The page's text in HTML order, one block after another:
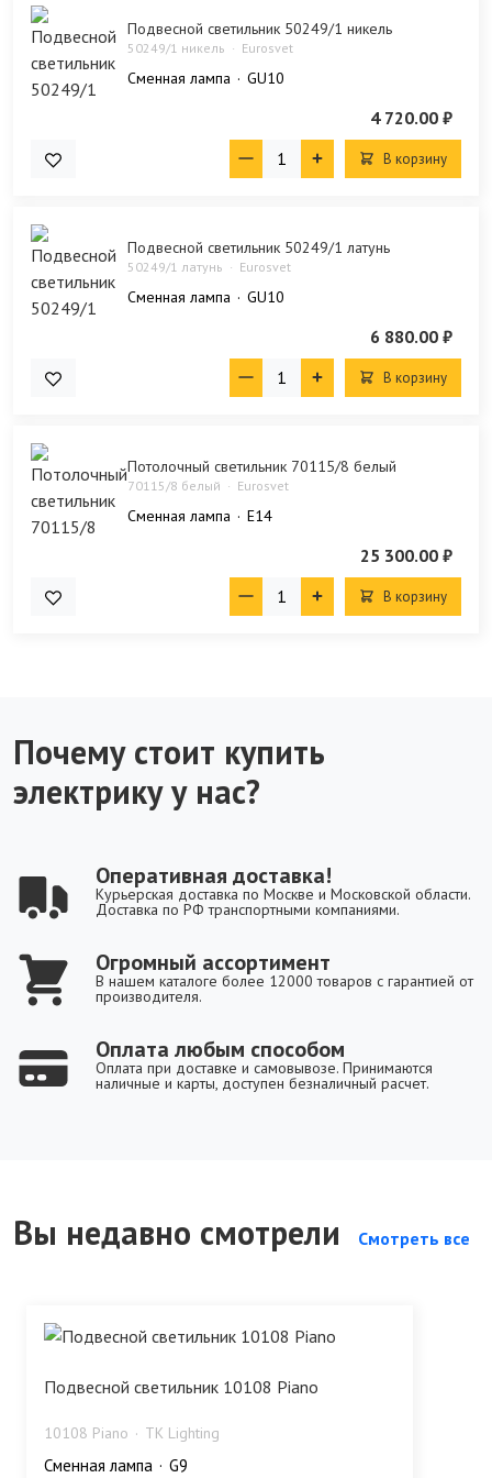
Подвесной светильник 50249/1 никель
50249/1 никель Eurosvet
Сменная лампа GU10
4 720.00 ₽
В корзину
Подвесной светильник 50249/1 латунь
50249/1 латунь Eurosvet
Сменная лампа GU10
6 880.00 ₽
В корзину
Потолочный светильник 70115/8 белый
70115/8 белый Eurosvet
Сменная лампа E14
25 300.00 ₽
В корзину
Почему стоит купить
электрику у нас?
Оперативная доставка!
Курьерская доставка по Москве и Московской области.
Доставка по РФ транспортными компаниями.
Огромный ассортимент
В нашем каталоге более 12000 товаров с гарантией от
производителя.
Оплата любым способом
Оплата при доставке и самовывозе. Принимаются
наличные и карты, доступен безналичный расчет.
Вы недавно смотрели Смотреть все
Подвесной светильник 10108 Piano
10108 Piano TK Lighting
Сменная лампа G9